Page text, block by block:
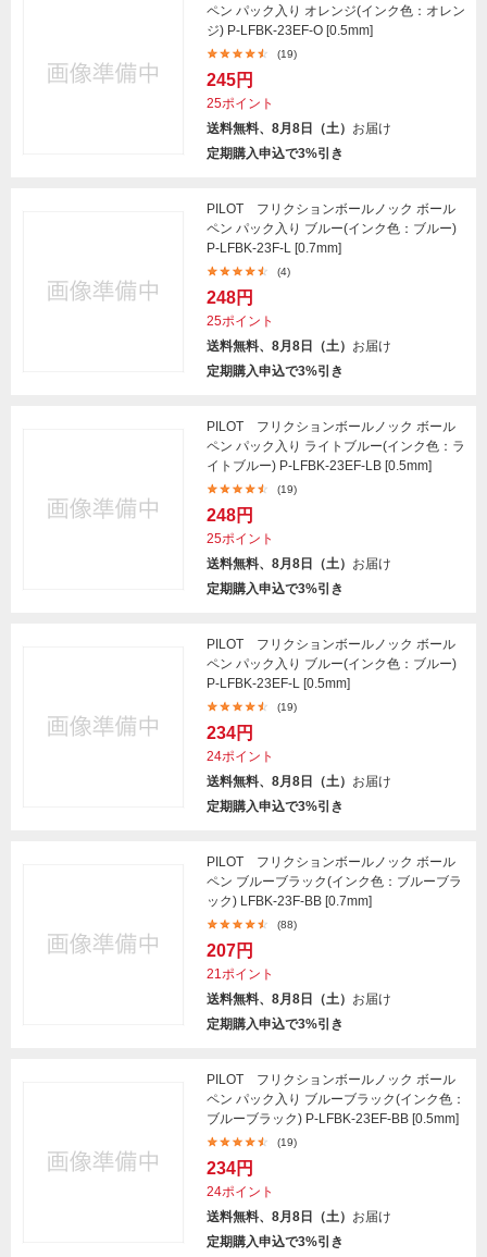
ペン パック入り オレンジ(インク色：オレン
ジ) P-LFBK-23EF-O [0.5mm]
(19)
245円
25ポイント
送料無料、8月8日（土） お届け
定期購入申込で3%引き
PILOT フリクションボールノック ボール
ペン パック入り ブルー(インク色：ブルー)
P-LFBK-23F-L [0.7mm]
(4)
248円
25ポイント
送料無料、8月8日（土） お届け
定期購入申込で3%引き
PILOT フリクションボールノック ボール
ペン パック入り ライトブルー(インク色：ラ
イトブルー) P-LFBK-23EF-LB [0.5mm]
(19)
248円
25ポイント
送料無料、8月8日（土） お届け
定期購入申込で3%引き
PILOT フリクションボールノック ボール
ペン パック入り ブルー(インク色：ブルー)
P-LFBK-23EF-L [0.5mm]
(19)
234円
24ポイント
送料無料、8月8日（土） お届け
定期購入申込で3%引き
PILOT フリクションボールノック ボール
ペン ブルーブラック(インク色：ブルーブラ
ック) LFBK-23F-BB [0.7mm]
(88)
207円
21ポイント
送料無料、8月8日（土） お届け
定期購入申込で3%引き
PILOT フリクションボールノック ボール
ペン パック入り ブルーブラック(インク色：
ブルーブラック) P-LFBK-23EF-BB [0.5mm]
(19)
234円
24ポイント
送料無料、8月8日（土） お届け
定期購入申込で3%引き